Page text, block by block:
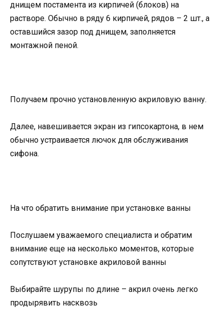
днищем постамента из кирпичей (блоков) на
растворе. Обычно в ряду 6 кирпичей, рядов – 2 шт., а
оставшийся зазор под днищем, заполняется
монтажной пеной.
Получаем прочно установленную акриловую ванну.
Далее, навешивается экран из гипсокартона, в нем
обычно устраивается лючок для обслуживания
сифона.
На что обратить внимание при установке ванны
Послушаем уважаемого специалиста и обратим
внимание еще на несколько моментов, которые
сопутствуют установке акриловой ванны
Выбирайте шурупы по длине – акрил очень легко
продырявить насквозь